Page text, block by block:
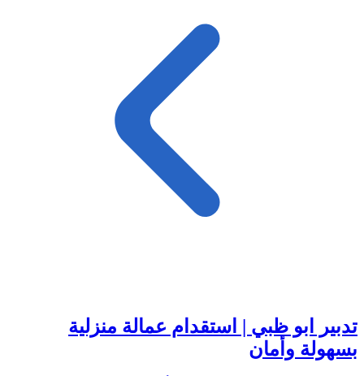
تدبير ابو ظبي | استقدام عمالة منزلية
بسهولة وأمان